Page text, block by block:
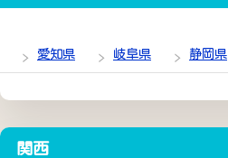
愛知県 岐阜県 静岡県
関西